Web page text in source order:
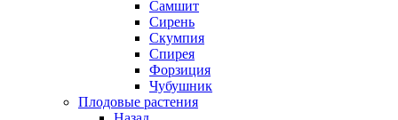
Самшит
Сирень
Скумпия
Спирея
Форзиция
Чубушник
Плодовые растения